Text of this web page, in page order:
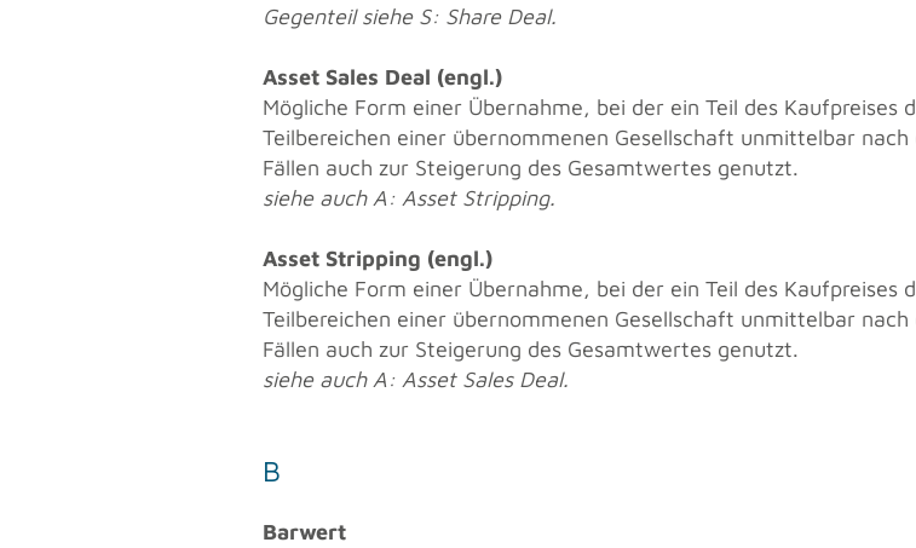
Ge­gen­teil siehe S: Share Deal.
Asset Sales Deal (engl.)
Mög­li­che Form einer Über­nah­me, bei der ein Teil des
Teil­be­rei­chen einer über­nom­me­nen Ge­sell­schaft un­mit­tel­bar
Fäl­len auch zur Stei­ge­rung des Ge­samt­wer­tes ge­nutzt.
siehe auch A: Asset Strip­ping.
Asset Strip­ping (engl.)
Mög­li­che Form einer Über­nah­me, bei der ein Teil des
Teil­be­rei­chen einer über­nom­me­nen Ge­sell­schaft un­mit­tel­bar
Fäl­len auch zur Stei­ge­rung des Ge­samt­wer­tes ge­nutzt.
siehe auch A: Asset Sales Deal.
B
Bar­wert